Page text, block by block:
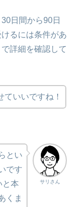
日間から90日
るには条件があ
詳細を確認して
いいですね！
サリさん
とい
です
と本
くま